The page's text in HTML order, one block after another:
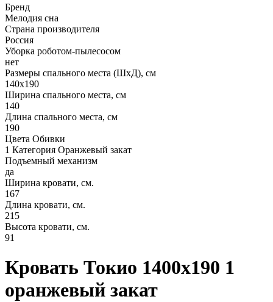
Бренд
Мелодия сна
Страна производителя
Россия
Уборка роботом-пылесосом
нет
Размеры спального места (ШхД), см
140х190
Ширина спального места, см
140
Длина спального места, см
190
Цвета Обивки
1 Категория Оранжевый закат
Подъемный механизм
да
Ширина кровати, см.
167
Длина кровати, см.
215
Высота кровати, см.
91
Кровать Токио 1400х190 1
оранжевый закат